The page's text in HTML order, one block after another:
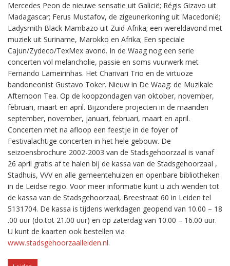
Mercedes Peon de nieuwe sensatie uit Galicië; Régis Gizavo uit
Madagascar; Ferus Mustafov, de zigeunerkoning uit Macedonië;
Ladysmith Black Mambazo uit Zuid-Afrika; een wereldavond met
muziek uit Suriname, Marokko en Afrika; Een speciale
Cajun/Zydeco/TexMex avond. In de Waag nog een serie
concerten vol melancholie, passie en soms vuurwerk met
Fernando Lameirinhas. Het Charivari Trio en de virtuoze
bandoneonist Gustavo Toker. Nieuw in De Waag: de Muzikale
Afternoon Tea. Op de koopzondagen van oktober, november,
februari, maart en april. Bijzondere projecten in de maanden
september, november, januari, februari, maart en april.
Concerten met na afloop een feestje in de foyer of
Festivalachtige concerten in het hele gebouw. De
seizoensbrochure 2002-2003 van de Stadsgehoorzaal is vanaf
26 april gratis af te halen bij de kassa van de Stadsgehoorzaal ,
Stadhuis, VVV en alle gemeentehuizen en openbare bibliotheken
in de Leidse regio. Voor meer informatie kunt u zich wenden tot
de kassa van de Stadsgehoorzaal, Breestraat 60 in Leiden tel
5131704. De kassa is tijdens werkdagen geopend van 10.00 – 18
.00 uur (do.tot 21.00 uur) en op zaterdag van 10.00 – 16.00 uur.
U kunt de kaarten ook bestellen via
www.stadsgehoorzaalleiden.nl.